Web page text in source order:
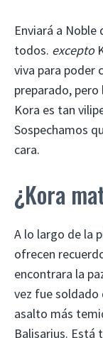
Enviará a
todos. excepto
viva para poder
preparado,
Kora es tan
Sospechamos
cara.
¿Kora
A lo largo de la
ofrecen
encontrara la
vez fue
asalto más
Balisarius. Está